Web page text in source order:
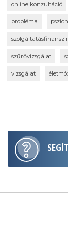
online konzultáció
probléma
szűrővizsgálat
vizsgálat